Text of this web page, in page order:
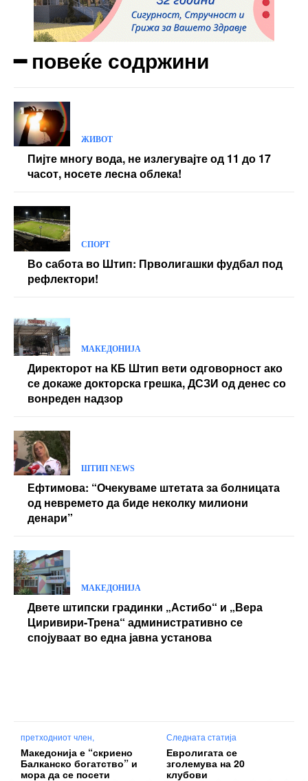
━ повеќе содржини
ЖИВОТ
Пијте многу вода, не излегувајте од 11 до 17
часот, носете лесна облека!
СПОРТ
Во сабота во Штип: Прволигашки фудбал под
рефлектори!
МАКЕДОНИЈА
Директорот на КБ Штип вети одговорност ако
се докаже докторска грешка, ДСЗИ од денес со
вонреден надзор
ШТИП NEWS
Ефтимова: “Очекуваме штетата за болницата
од невремето да биде неколку милиони
денари”
МАКЕДОНИЈА
Двете штипски градинки „Астибо“ и „Вера
Циривири-Трена“ административно се
спојуваат во една јавна установа
претходниот член,
Македонија е “скриено
Балканско богатство” и
мора да се посети
Следната статија
Евролигата се
зголемува на 20
клубови